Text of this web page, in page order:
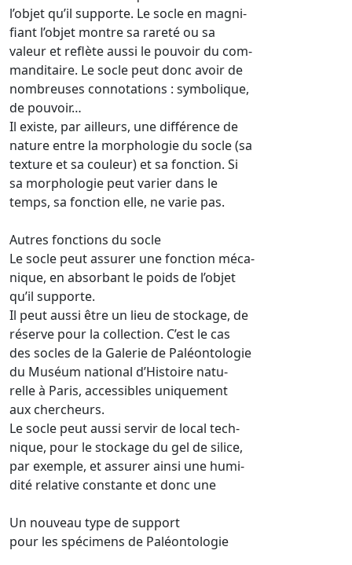
l’objet qu’il supporte. Le socle en magni-
fiant l’objet montre sa rareté ou sa
valeur et reflète aussi le pouvoir du com-
manditaire. Le socle peut donc avoir de
nombreuses connotations : symbolique,
de pouvoir…
Il existe, par ailleurs, une différence de
nature entre la morphologie du socle (sa
texture et sa couleur) et sa fonction. Si
sa morphologie peut varier dans le
temps, sa fonction elle, ne varie pas.
Autres fonctions du socle
Le socle peut assurer une fonction méca-
nique, en absorbant le poids de l’objet
qu’il supporte.
Il peut aussi être un lieu de stockage, de
réserve pour la collection. C’est le cas
des socles de la Galerie de Paléontologie
du Muséum national d’Histoire natu-
relle à Paris, accessibles uniquement
aux chercheurs.
Le socle peut aussi servir de local tech-
nique, pour le stockage du gel de silice,
par exemple, et assurer ainsi une humi-
dité relative constante et donc une
Un nouveau type de support
pour les spécimens de Paléontologie